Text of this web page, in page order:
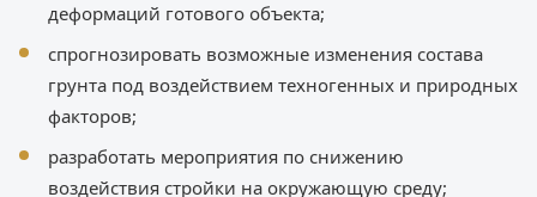
деформаций готового объекта;
спрогнозировать возможные изменения состава
грунта под воздействием техногенных и природных
факторов;
разработать мероприятия по снижению
воздействия стройки на окружающую среду;